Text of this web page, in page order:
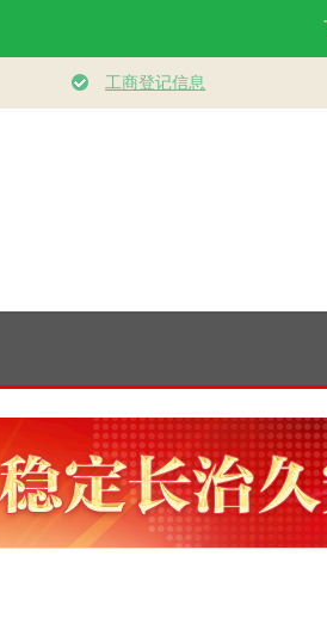
全民健身
量发展
健康、体质、幸福一
脉相承